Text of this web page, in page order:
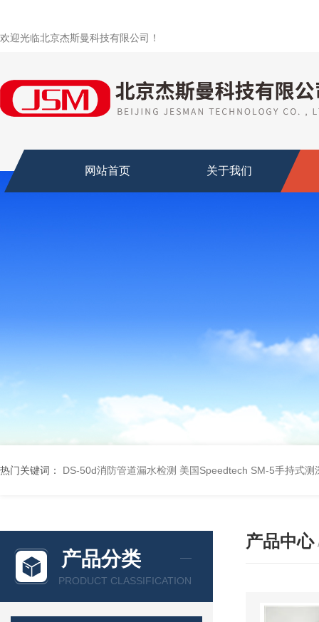
欢迎光临北京杰斯曼科技有限公司！
网站首页 关于我们
热门关键词： DS-50d消防管道漏水检测 美国Speedtech SM-5手持式测
产品分类
PRODUCT CLASSIFICATION
产品中心